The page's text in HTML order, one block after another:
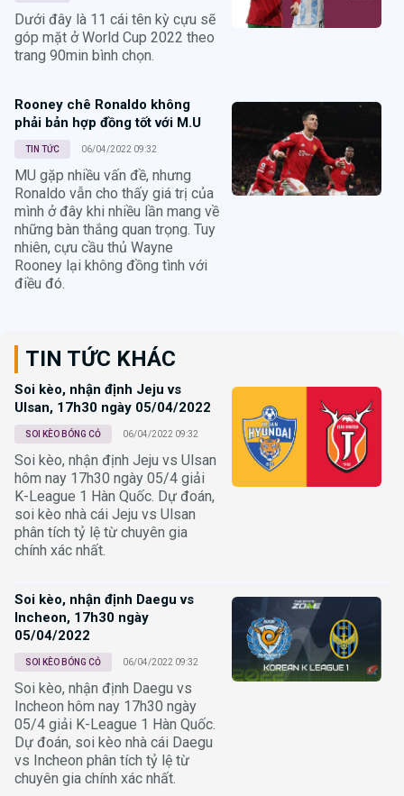
Dưới đây là 11 cái tên kỳ cựu sẽ
góp mặt ở World Cup 2022 theo
trang 90min bình chọn.
Rooney chê Ronaldo không
phải bản hợp đồng tốt với M.U
TIN TỨC 06/04/2022 09:32
MU gặp nhiều vấn đề, nhưng
Ronaldo vẫn cho thấy giá trị của
mình ở đây khi nhiều lần mang về
những bàn thắng quan trọng. Tuy
nhiên, cựu cầu thủ Wayne
Rooney lại không đồng tình với
điều đó.
TIN TỨC KHÁC
Soi kèo, nhận định Jeju vs
Ulsan, 17h30 ngày 05/04/2022
SOI KÈO BÓNG CỎ 06/04/2022 09:32
Soi kèo, nhận định Jeju vs Ulsan
hôm nay 17h30 ngày 05/4 giải
K-League 1 Hàn Quốc. Dự đoán,
soi kèo nhà cái Jeju vs Ulsan
phân tích tỷ lệ từ chuyên gia
chính xác nhất.
Soi kèo, nhận định Daegu vs
Incheon, 17h30 ngày
05/04/2022
SOI KÈO BÓNG CỎ 06/04/2022 09:32
Soi kèo, nhận định Daegu vs
Incheon hôm nay 17h30 ngày
05/4 giải K-League 1 Hàn Quốc.
Dự đoán, soi kèo nhà cái Daegu
vs Incheon phân tích tỷ lệ từ
chuyên gia chính xác nhất.